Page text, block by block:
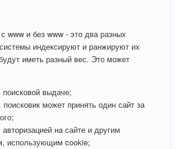
www и без www - это два разных
индексируют и ранжируют их
иметь разный вес. Это может
выдаче;
может принять один сайт за
на сайте и другим
использующим cookie;